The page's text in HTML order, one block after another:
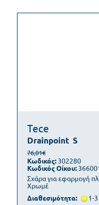
Tece
Drainpoint S
Σχάρα για εφαρμογή
Χρωμέ
76,01€
Κωδικός: 302280
Κωδικός Οίκου:
Διαθεσιμότητα: 1-